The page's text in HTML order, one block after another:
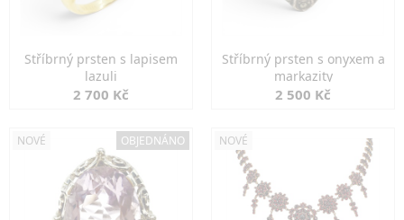
Stříbrný prsten s lapisem
lazuli
2 700 Kč
Stříbrný prsten s onyxem a
markazity
2 500 Kč
NOVÉ OBJEDNÁNO NOVÉ